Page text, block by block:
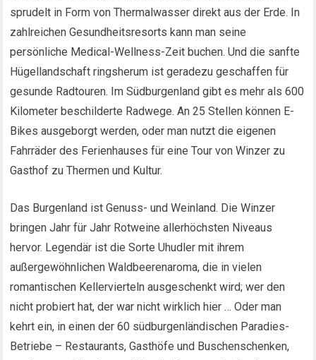
sprudelt in Form von Thermalwasser direkt aus der Erde. In
zahlreichen Gesundheitsresorts kann man seine
persönliche Medical-Wellness-Zeit buchen. Und die sanfte
Hügellandschaft ringsherum ist geradezu geschaffen für
gesunde Radtouren. Im Südburgenland gibt es mehr als 600
Kilometer beschilderte Radwege. An 25 Stellen können E-
Bikes ausgeborgt werden, oder man nutzt die eigenen
Fahrräder des Ferienhauses für eine Tour von Winzer zu
Gasthof zu Thermen und Kultur.
Das Burgenland ist Genuss- und Weinland. Die Winzer
bringen Jahr für Jahr Rotweine allerhöchsten Niveaus
hervor. Legendär ist die Sorte Uhudler mit ihrem
außergewöhnlichen Waldbeerenaroma, die in vielen
romantischen Kellervierteln ausgeschenkt wird; wer den
nicht probiert hat, der war nicht wirklich hier … Oder man
kehrt ein, in einen der 60 südburgenländischen Paradies-
Betriebe – Restaurants, Gasthöfe und Buschenschenken,